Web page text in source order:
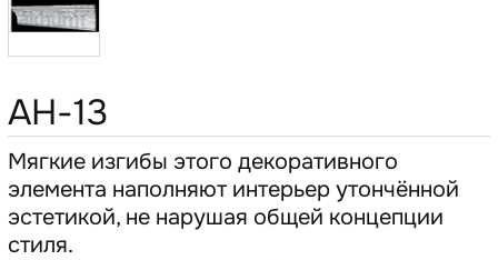
AH-13
Мягкие изгибы этого декоративного
элемента наполняют интерьер утончённой
эстетикой, не нарушая общей концепции
стиля.